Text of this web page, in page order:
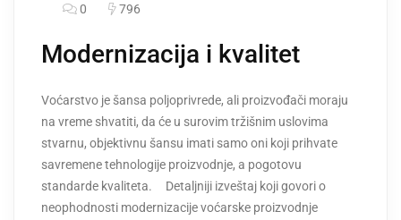
0 796
Modernizacija i kvalitet
Voćarstvo je šansa poljoprivrede, ali proizvođači moraju
na vreme shvatiti, da će u surovim tržišnim uslovima
stvarnu, objektivnu šansu imati samo oni koji prihvate
savremene tehnologije proizvodnje, a pogotovu
standarde kvaliteta. Detaljniji izveštaj koji govori o
neophodnosti modernizacije voćarske proizvodnje